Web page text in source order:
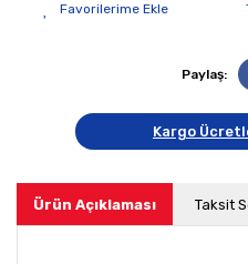
Paylaş:
Kargo
Ürün Açıklaması Taksit